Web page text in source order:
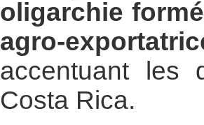
oligarchie
agro-
accentuant les
Costa Rica.